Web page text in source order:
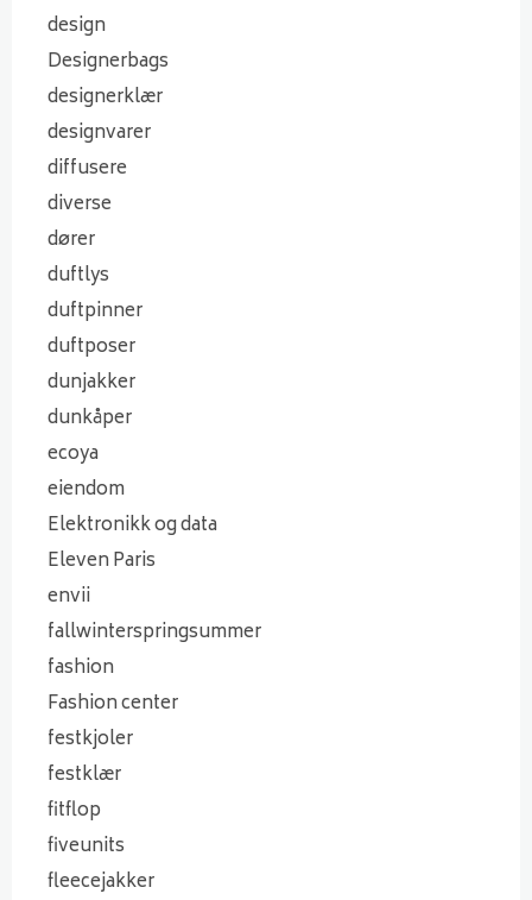
design
Designerbags
designerklær
designvarer
diffusere
diverse
dører
duftlys
duftpinner
duftposer
dunjakker
dunkåper
ecoya
eiendom
Elektronikk og data
Eleven Paris
envii
fallwinterspringsummer
fashion
Fashion center
festkjoler
festklær
fitflop
fiveunits
fleecejakker